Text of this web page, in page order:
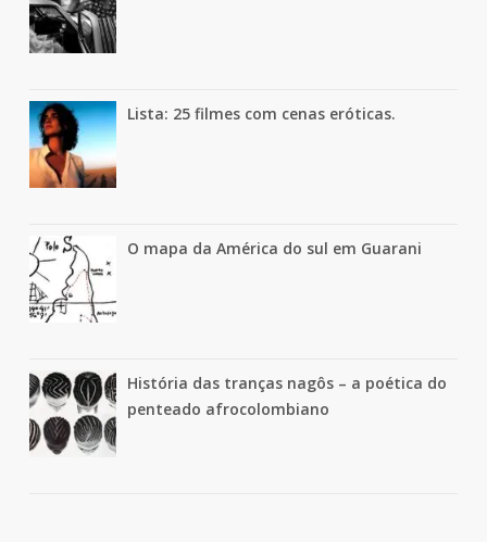
Lista: 25 filmes com cenas eróticas.
O mapa da América do sul em Guarani
História das tranças nagôs – a poética do
penteado afrocolombiano